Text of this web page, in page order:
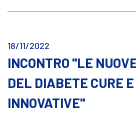
18/11/2022
INCONTRO "LE
DEL DIABETE CURE
INNOVATIVE"